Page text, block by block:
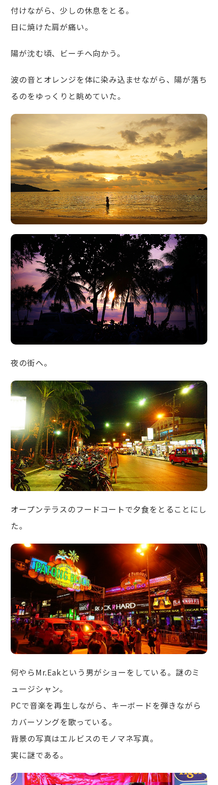
付けながら、少しの休息をとる。
日に焼けた肩が痛い。
陽が沈む頃、ビーチへ向かう。
波の音とオレンジを体に染み込ませながら、陽が落ち
るのをゆっくりと眺めていた。
夜の街へ。
オープンテラスのフードコートで夕食をとることにし
た。
何やらMr.Eakという男がショーをしている。謎のミ
ュージシャン。
PCで音楽を再生しながら、キーボードを弾きながら
カバーソングを歌っている。
背景の写真はエルビスのモノマネ写真。
実に謎である。